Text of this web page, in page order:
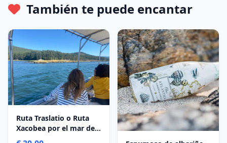
También te puede encantar
Ruta Traslatio o Ruta
Xacobea por el mar de
Arousa